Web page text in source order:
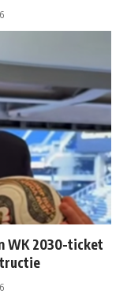
WK 2030-ticket